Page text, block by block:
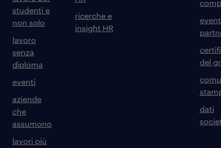
studenti e
non solo
lavoro
senza
diploma
eventi
aziende
che
assumono
lavori più
ricerche e
insight HR
del
dati